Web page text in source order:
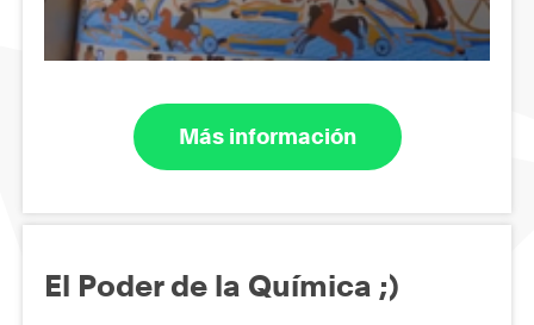
Más información
El Poder de la Química ;)